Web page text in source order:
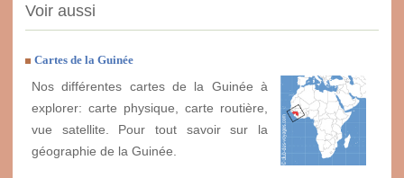
Voir aussi
Cartes de la Guinée
Nos différentes cartes de la Guinée à
explorer: carte physique, carte routière,
vue satellite. Pour tout savoir sur la
géographie de la Guinée.